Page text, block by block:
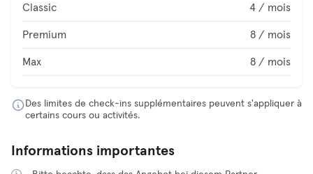
Classic 4 / mois
Premium 8 / mois
Max 8 / mois
Des limites de check-ins supplémentaires peuvent s'appliquer à
certains cours ou activités.
Informations importantes